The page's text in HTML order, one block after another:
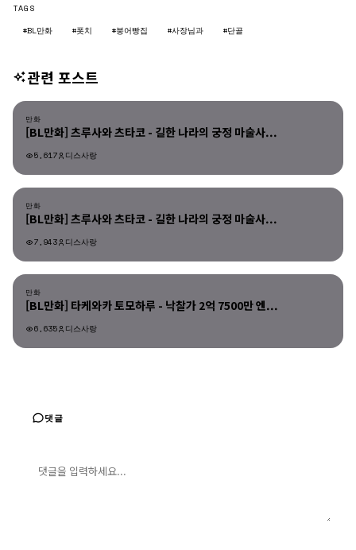
TAGS
#BL만화
#폿치 #붕어빵집 #사장님과 #단골
관련 포스트
만화
만화
[BL만화] 츠루사와 츠타코 - 길한 나라의 궁정 마술사...
5,617 디스사랑
만화
만화
[BL만화] 츠루사와 츠타코 - 길한 나라의 궁정 마술사...
7,943 디스사랑
만화
만화
[BL만화] 타케와카 토모하루 - 낙찰가 2억 7500만 엔...
6,635 디스사랑
댓글